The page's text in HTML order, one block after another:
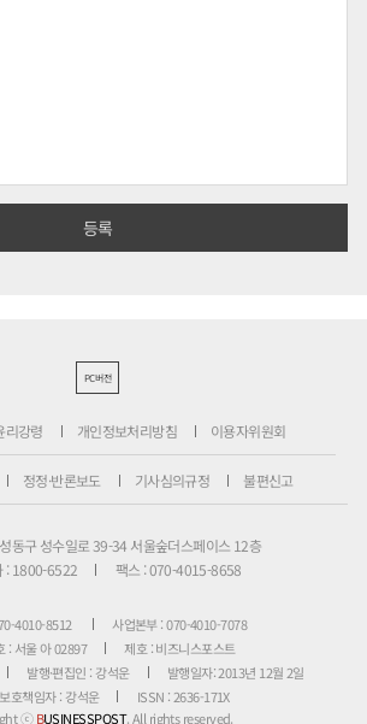
PC버전
리강령 개인정보처리방침 이용자위원회
정정·반론보도 기사심의규정 불편신고
동구 성수일로 39-34 서울숲더스페이스 12층
: 1800-6522
팩스 : 070-4015-8658
4010-8512
사업본부 : 070-4010-7078
: 서울 아 02897
제호 : 비즈니스포스트
발행·편집인 : 강석운
발행일자: 2013년 12월 2일
호책임자 : 강석운
ISSN : 2636-171X
ⓒBUSINESSPOST. All rights reserved.